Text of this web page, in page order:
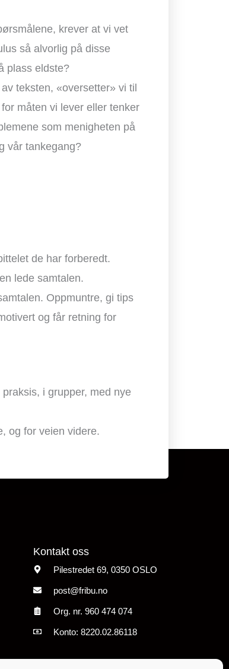
krever at vi vet
så alvorlig på disse
plass eldste?
teksten, «oversetter» vi til
måten vi lever eller tenker
som menigheten på
vår tankegang?
de har forberedt.
lede samtalen.
Oppmuntre, gi tips
og får retning for
i grupper, med nye
og for veien videre.
Kontakt oss
Pilestredet 69, 0350 OSLO
post@fribu.no
Org. nr. 960 474074
Konto: 8220.02.86118